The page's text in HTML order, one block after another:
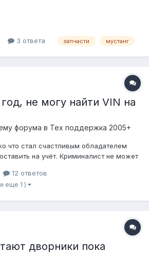
3 ответа запчасти мустанг
не могу найти VIN на
форума в Тех поддержка 2005+
что стал счастливым обладателем
на учёт. Криминалист не может
12 ответов
еще 1 )
дворники пока